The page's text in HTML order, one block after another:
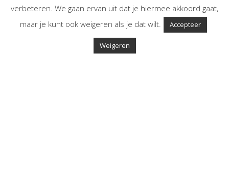
Inbouwtrapverlichting
verbeteren. We gaan ervan uit dat je hiermee akkoord gaat,
maar je kunt ook weigeren als je dat wilt.
Accepteer
Weigeren